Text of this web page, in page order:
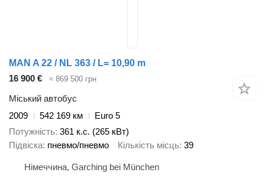
MAN A 22 / NL 363 / L= 10,90 m
16 900 €
≈ 869 500 грн
Міський автобус
2009
542 169 км
Euro 5
Потужність 361 к.с. (265 кВт)
Підвіска пневмо/пневмо Кількість місць 39
Німеччина, Garching bei München